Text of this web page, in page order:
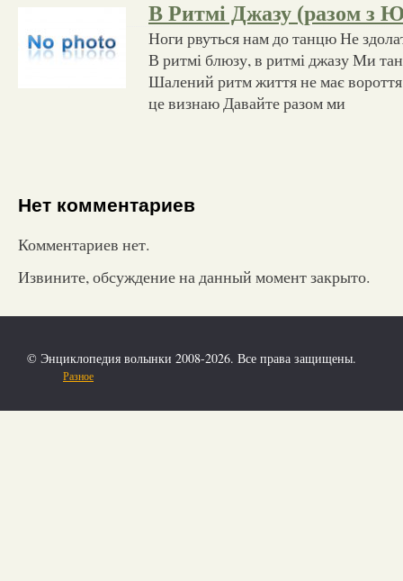
В Ритмі Джазу (разом з
Ноги рвуться нам до танцю Не
В ритмі блюзу, в ритмі джазу Ми
Шалений ритм життя не має вороття
це визнаю Давайте разом ми
Нет комментариев
Комментариев нет.
Извините, обсуждение на данный момент закрыто.
© Энциклопедия волынки 2008-2026. Все права защищены.
Разное